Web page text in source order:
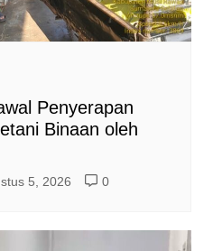
Penyerapan
Binaan oleh
5, 2026 0